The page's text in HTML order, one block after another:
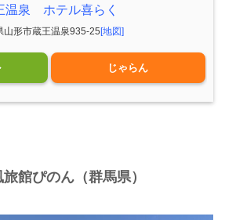
温泉 ホテル喜らく
山形市蔵王温泉935-25 [地図]
じゃらん
館ぴのん（群馬県）